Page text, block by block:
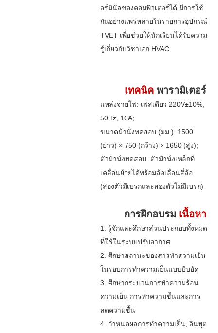
อร์มินัลของคอมพิวเตอร์ได้ มีการใช้
กันอย่างแพร่หลายในรายการอุปกรณ์
TVET เพื่อช่วยให้นักเรียนได้รับความ
รู้เกี่ยวกับวิชาเอก HVAC
เทคนิคพารามิเตอร์
แหล่งจ่ายไฟ: เฟสเดียว 220V±10%,
50Hz, 16A;
ขนาดม้านั่งทดสอบ (มม.): 1500
(ยาว) × 750 (กว้าง) × 1650 (สูง);
ตัวม้านั่งทดสอบ: ตัวม้านั่งเหล็กที่
เคลื่อนย้ายได้พร้อมล้อเลื่อนสี่ล้อ
(สองตัวมีเบรกและสองตัวไม่มีเบรก)
การฝึกอบรม เนื้อหา
1. รู้จักและศึกษาส่วนประกอบทั้งหมด
ที่ใช้ในระบบปรับอากาศ
2. ศึกษาสถานะของสารทำความเย็น
ในรอบการทำความเย็นแบบบีบอัด
3. ศึกษากระบวนการทำความร้อน
ความเย็น การทำความชื้นและการ
ลดความชื้น
4. กำหนดผลการทำความเย็น, อินพุต